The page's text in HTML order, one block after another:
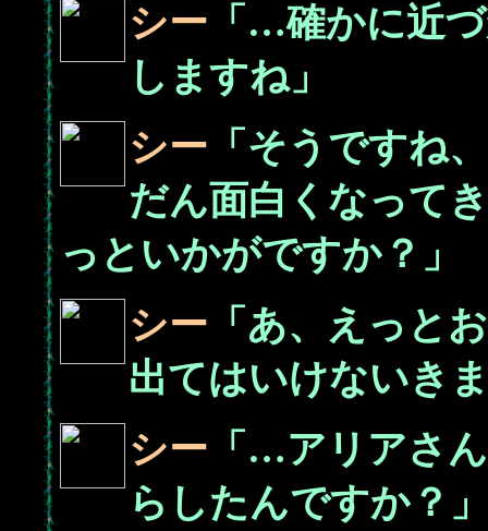
シー 「…確かに近
しますね」
シー 「そうですね
だん面白くなって
っといかがですか？」
シー 「あ、えっと
出てはいけないき
シー 「…アリアさ
らしたんですか？」